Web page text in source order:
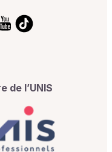
de l’UNIS